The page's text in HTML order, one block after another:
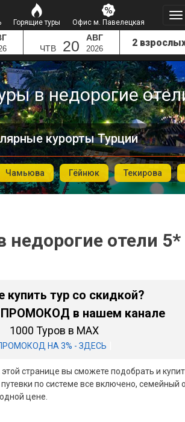
Горящие туры Офис м. Павелецкая
ЧТВ 20 АВГ
2026
в недорогие
курорты Турции
Чамьюва Гёйнюк Текирова
отели 5*
купить тур со скидкой?
ПРОМОКОД в нашем канале
1000 Туров в MAX
НА 3% - ЗДЕСЬ
странице вы сможете подобрать и
по системе все включено,
цене.